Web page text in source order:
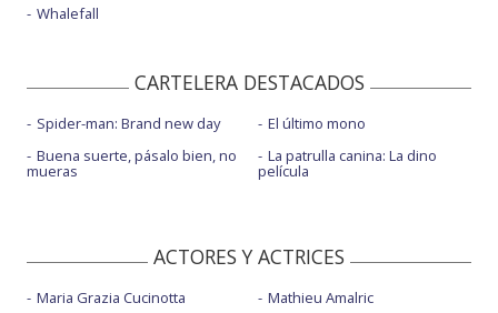
Whalefall
CARTELERA DESTACADOS
Spider-man: Brand new day
Buena suerte, pásalo bien, no
mueras
El último mono
La patrulla canina: La dino
película
ACTORES Y ACTRICES
Maria Grazia Cucinotta
Mathieu Amalric